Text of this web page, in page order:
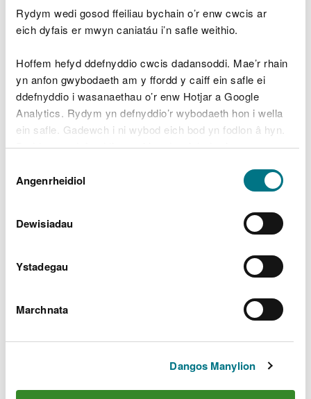
Rydym wedi gosod ffeiliau bychain o’r enw cwcis ar
eich dyfais er mwyn caniatáu i’n safle weithio.
Hoffem hefyd ddefnyddio cwcis dadansoddi. Mae’r rhain
yn anfon gwybodaeth am y ffordd y caiff ein safle ei
ddefnyddio i wasanaethau o’r enw Hotjar a Google
Analytics. Rydym yn defnyddio’r wybodaeth hon i wella
ein safle. Gadewch i ni wybod eich bod yn fodlon â hyn.
Byddwn yn defnyddio cwci i gadw eich dewis.
Gellirdarllen mwy am ein cwcis cyn i chi ddewis.
Caniatâd
Angenrheidiol
Dewisiadau
Ystadegau
Marchnata
Dangos Manylion
Sir Gaerfyrddin
Merthyr Tudful
Sir Penfro
Pen-y-bont ar Ogwr
Torfaen
Wrecsam
Pryd i roi gwybod i ni am
dipio anghyfreithlon